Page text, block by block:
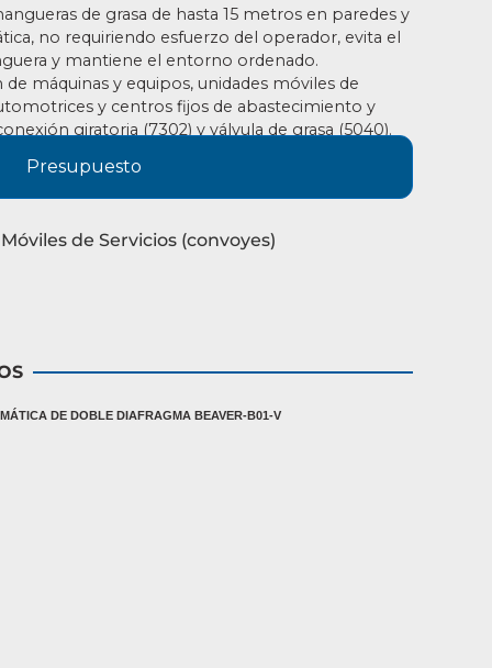
de grasa de hasta 15 metros en paredes y
no requiriendo esfuerzo del operador, evita el
y mantiene el entorno ordenado.
de máquinas y equipos, unidades móviles de
y centros fijos de abastecimiento y
giratoria (7302) y válvula de grasa (5040).
Presupuesto
de Servicios (convoyes)
DE DOBLE DIAFRAGMA BEAVER-B01-V